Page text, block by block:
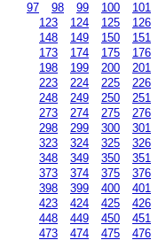
97
98 99 100 101
123
124 125 126
148
149 150 151
173
174 175 176
198
199 200 201
223
224 225 226
248
249 250 251
273
274 275 276
298
299 300 301
323
324 325 326
348
349 350 351
373
374 375 376
398
399 400 401
423
424 425 426
448
449 450 451
473
474 475 476